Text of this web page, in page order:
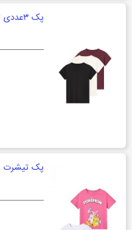
پک ۳عددی تیشرت اسمارا
پک تیشرت pokemon